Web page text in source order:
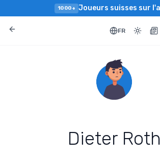
1000+ Joueurs suisses sur
FR
Dieter Roth